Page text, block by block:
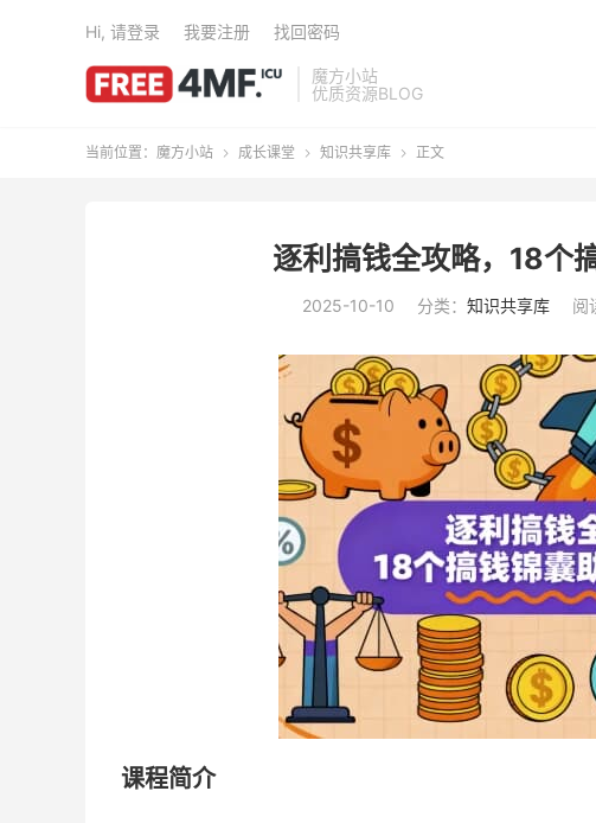
魔方小站
优质资源BLOG
Hi, 请登录 我要注册 找回密码
当前位置： 魔方小站  成长课堂  知识共享库  正文
逐利搞钱全攻略，18个
2025-10-10 分类： 知识共享库 阅
课程简介